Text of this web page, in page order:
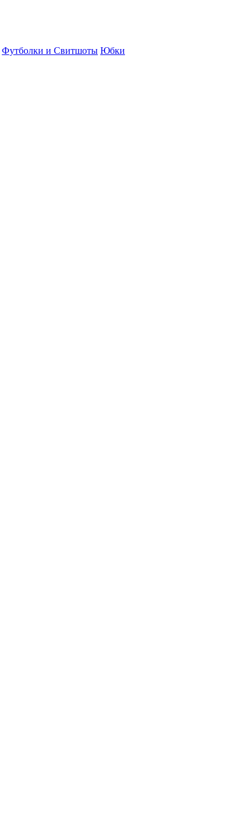
Футболки и Свитшоты Юбки